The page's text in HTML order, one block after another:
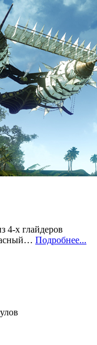
4-х глайдеров
Подробнее...